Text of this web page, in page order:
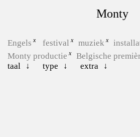
Monty
Engels festival muziek
Monty productie
Belgische
taal
type extra